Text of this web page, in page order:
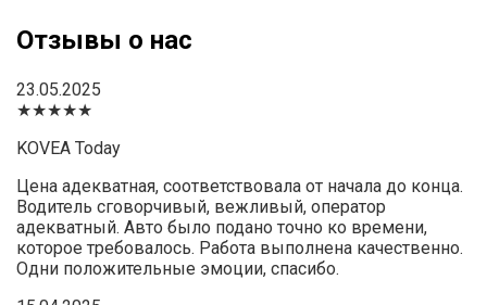
Отзывы о нас
23.05.2025
★★★★★
KOVEA Today
Цена адекватная, соответствовала от начала до конца.
Водитель сговорчивый, вежливый, оператор
адекватный. Авто было подано точно ко времени,
которое требовалось. Работа выполнена качественно.
Одни положительные эмоции, спасибо.